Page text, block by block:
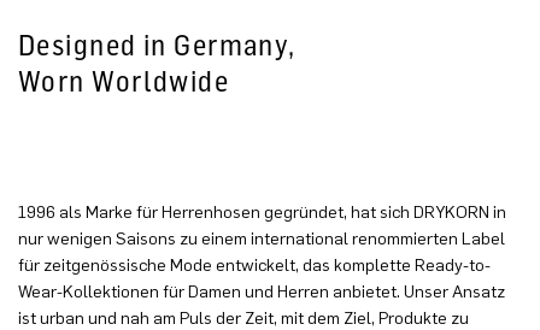
Designed in Germany,
Worn Worldwide
1996 als Marke für Herrenhosen gegründet, hat sich DRYKORN in
nur wenigen Saisons zu einem international renommierten Label
für zeitgenössische Mode entwickelt, das komplette Ready-to-
Wear-Kollektionen für Damen und Herren anbietet. Unser Ansatz
ist urban und nah am Puls der Zeit, mit dem Ziel, Produkte zu